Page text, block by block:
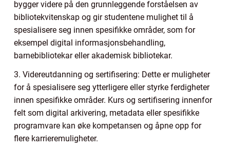
bygger videre på den grunnleggende forståelsen av
bibliotekvitenskap og gir studentene mulighet til å
spesialisere seg innen spesifikke områder, som for
eksempel digital informasjonsbehandling,
barnebibliotekar eller akademisk bibliotekar.
3. Videreutdanning og sertifisering: Dette er muligheter
for å spesialisere seg ytterligere eller styrke ferdigheter
innen spesifikke områder. Kurs og sertifisering innenfor
felt som digital arkivering, metadata eller spesifikke
programvare kan øke kompetansen og åpne opp for
flere karrieremuligheter.